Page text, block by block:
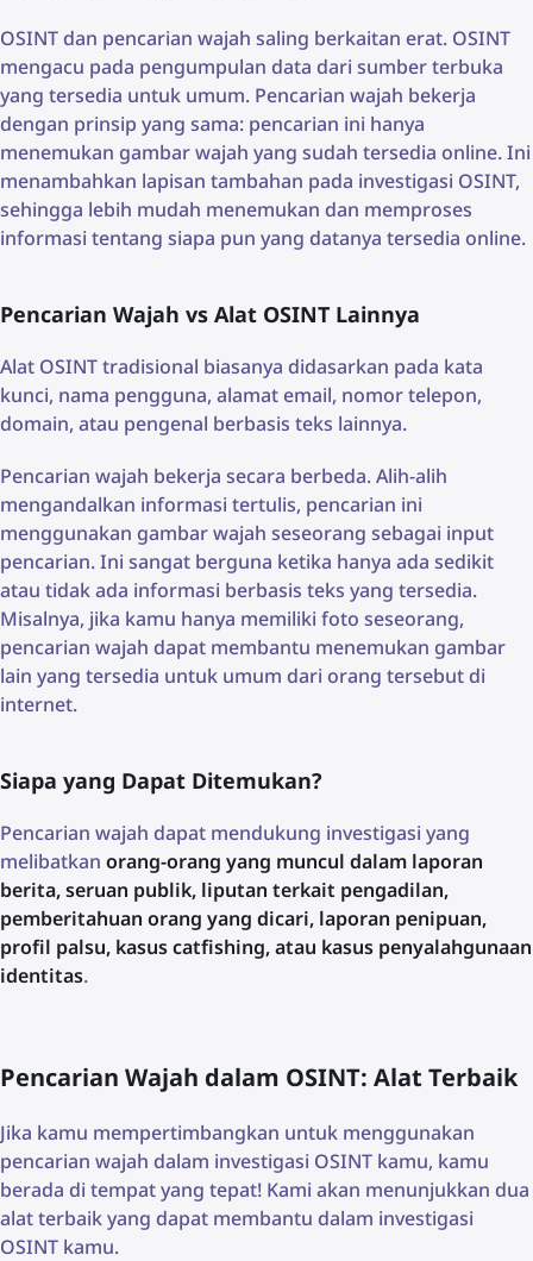
OSINT dan pencarian wajah saling berkaitan erat. OSINT
mengacu pada pengumpulan data dari sumber terbuka
yang tersedia untuk umum. Pencarian wajah bekerja
dengan prinsip yang sama: pencarian ini hanya
menemukan gambar wajah yang sudah tersedia online. Ini
menambahkan lapisan tambahan pada investigasi OSINT,
sehingga lebih mudah menemukan dan memproses
informasi tentang siapa pun yang datanya tersedia online.
Pencarian Wajah vs Alat OSINT Lainnya
Alat OSINT tradisional biasanya didasarkan pada kata
kunci, nama pengguna, alamat email, nomor telepon,
domain, atau pengenal berbasis teks lainnya.
Pencarian wajah bekerja secara berbeda. Alih-alih
mengandalkan informasi tertulis, pencarian ini
menggunakan gambar wajah seseorang sebagai input
pencarian. Ini sangat berguna ketika hanya ada sedikit
atau tidak ada informasi berbasis teks yang tersedia.
Misalnya, jika kamu hanya memiliki foto seseorang,
pencarian wajah dapat membantu menemukan gambar
lain yang tersedia untuk umum dari orang tersebut di
internet.
Siapa yang Dapat Ditemukan?
Pencarian wajah dapat mendukung investigasi yang
melibatkan orang-orang yang muncul dalam laporan
berita, seruan publik, liputan terkait pengadilan,
pemberitahuan orang yang dicari, laporan penipuan,
profil palsu, kasus catfishing, atau kasus penyalahgunaan
identitas.
Pencarian Wajah dalam OSINT: Alat Terbaik
Jika kamu mempertimbangkan untuk menggunakan
pencarian wajah dalam investigasi OSINT kamu, kamu
berada di tempat yang tepat! Kami akan menunjukkan dua
alat terbaik yang dapat membantu dalam investigasi
OSINT kamu.